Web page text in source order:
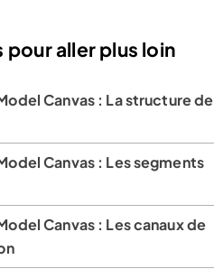
aller plus loin
Canvas : La structure de
Canvas : Les segments
Canvas : Les canaux de